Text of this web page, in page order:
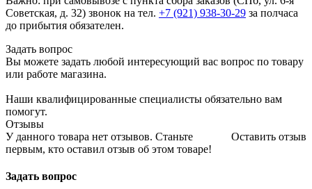
Советская, д. 32) звонок на тел. +7 (921) 938-30-29 за полчаса
до прибытия обязателен.
Задать вопрос
Вы можете задать любой интересующий вас вопрос по товару
или работе магазина.
Наши квалифицированные специалисты обязательно вам
помогут.
Отзывы
Оставить отзыв
У данного товара нет отзывов. Станьте
первым, кто оставил отзыв об этом товаре!
Задать вопрос